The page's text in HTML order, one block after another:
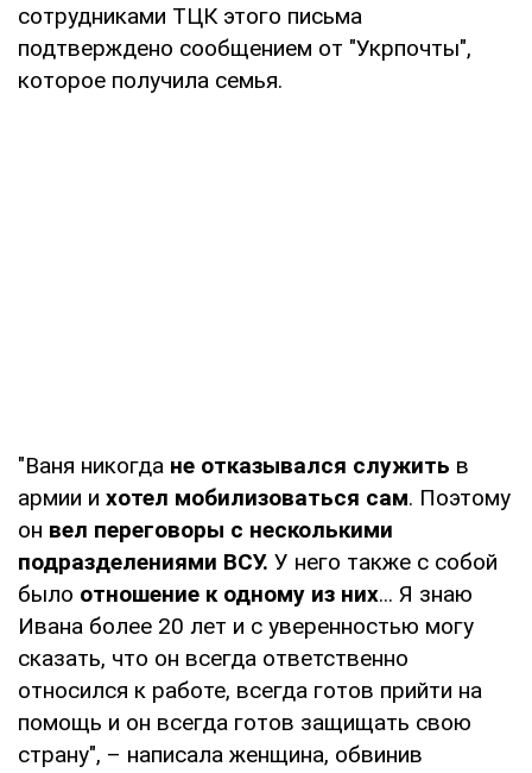
сотрудниками ТЦК этого письма
подтверждено сообщением от "Укрпочты",
которое получила семья.
"Ваня никогда не отказывался служить в
армии и хотел мобилизоваться сам. Поэтому
он вел переговоры с несколькими
подразделениями ВСУ. У него также с собой
было отношение к одному из них... Я знаю
Ивана более 20 лет и с уверенностью могу
сказать, что он всегда ответственно
относился к работе, всегда готов прийти на
помощь и он всегда готов защищать свою
страну", – написала женщина, обвинив